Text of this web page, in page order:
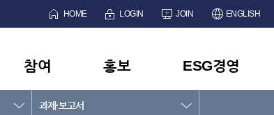
HOME LOGIN JOIN ENGLISH
참여 홍보 ESG경영
과제·보고서